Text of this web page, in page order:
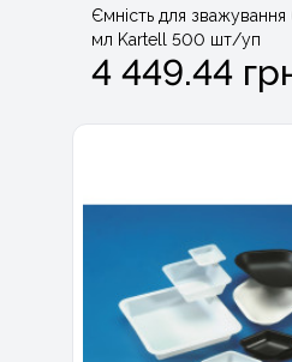
Ємність для
мл Kartell 500 шт/уп
4 449.44